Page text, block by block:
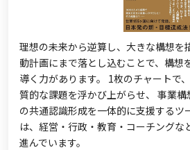
理想の未来から逆算し、大きな構想を
動計画にまで落とし込むことで、構想
導く力があります。 1枚のチャートで
質的な課題を浮かび上がらせ、 事業
の共通認識形成を一体的に支援するツ
は、経営・行政・教育・コーチングな
進んでいます。